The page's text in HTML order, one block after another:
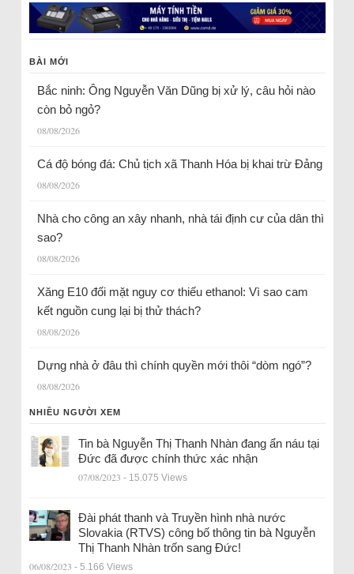
BÀI MỚI
Bắc ninh: Ông Nguyễn Văn Dũng bị xử lý, câu hỏi nào
còn bỏ ngỏ?
08/08/2026
Cá độ bóng đá: Chủ tịch xã Thanh Hóa bị khai trừ Đảng
08/08/2026
Nhà cho công an xây nhanh, nhà tái định cư của dân thì
sao?
08/08/2026
Xăng E10 đối mặt nguy cơ thiếu ethanol: Vì sao cam
kết nguồn cung lại bị thử thách?
08/08/2026
Dựng nhà ở đâu thì chính quyền mới thôi “dòm ngó”?
08/08/2026
NHIỀU NGƯỜI XEM
Tin bà Nguyễn Thị Thanh Nhàn đang ẩn náu tại
Đức đã được chính thức xác nhận
07/08/2023 - 15.075 Views
Đài phát thanh và Truyền hình nhà nước
Slovakia (RTVS) công bố thông tin bà Nguyễn
Thị Thanh Nhàn trốn sang Đức!
06/08/2023 - 5.166 Views